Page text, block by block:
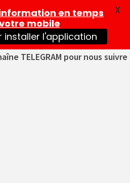
TELEGRAM pour nous suivre
en temps
mobile
installer l'application
X